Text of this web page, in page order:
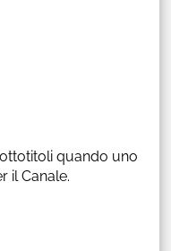
quando uno
il Canale.